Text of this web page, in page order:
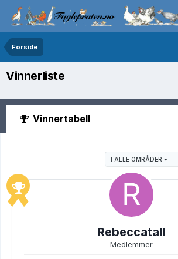
Forside
Vinnerliste
Vinnertabell
I ALLE OMRÅDER
Rebeccatall
Medlemmer